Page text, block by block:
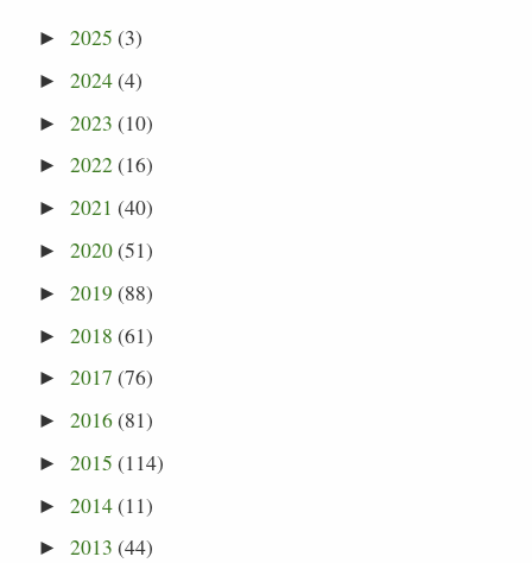
►2025 (3)
►2024(4)
►2023 (10)
►2022(16)
►2021 (40)
►2020(51)
►2019 (88)
►2018 (61)
►2017 (76)
►2016(81)
►2015 (114)
►2014(11)
►2013 (44)